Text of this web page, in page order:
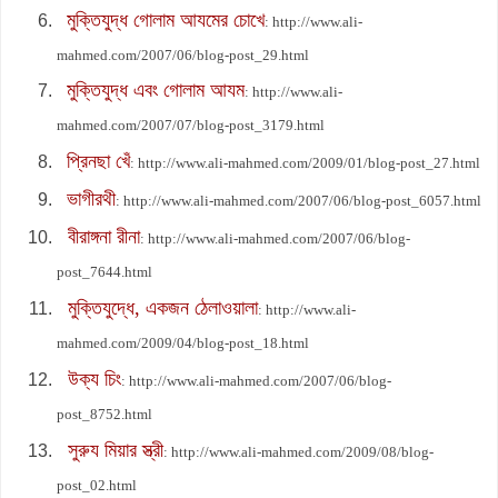
মুক্তিযুদ্ধ গোলাম আযমের চোখে: http://www.ali-
mahmed.com/2007/06/blog-post_29.html
মুক্তিযুদ্ধ এবং গোলাম আযম: http://www.ali-
mahmed.com/2007/07/blog-post_3179.html
প্রিনছা খেঁ: http://www.ali-mahmed.com/2009/01/blog-post_27.html
ভাগীরথী: http://www.ali-mahmed.com/2007/06/blog-post_6057.html
বীরাঙ্গনা রীনা: http://www.ali-mahmed.com/2007/06/blog-
post_7644.html
মুক্তিযুদ্ধে, একজন ঠেলাওয়ালা: http://www.ali-
mahmed.com/2009/04/blog-post_18.html
উক্য চিং: http://www.ali-mahmed.com/2007/06/blog-
post_8752.html
সুরুয মিয়ার স্ত্রী: http://www.ali-mahmed.com/2009/08/blog-
post_02.html